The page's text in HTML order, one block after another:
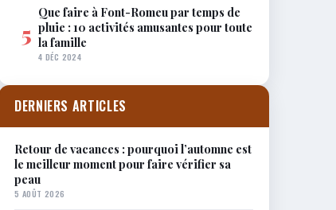
5
Que faire à Font-Romeu par temps de
pluie : 10 activités amusantes pour toute
la famille
4 DÉC 2024
DERNIERS ARTICLES
Retour de vacances : pourquoi l’automne est
le meilleur moment pour faire vérifier sa
peau
5 AOÛT 2026